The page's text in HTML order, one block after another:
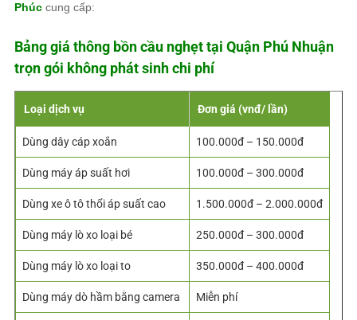
Phúc cung cấp:
Bảng giá thông bồn cầu nghẹt tại Quận Phú Nhuận
trọn gói không phát sinh chi phí
Loại dịch vụ Đơn giá (vnđ/ lần)
Dùng dây cáp xoắn 100.000đ – 150.000đ
Dùng máy áp suất hơi 100.000đ – 300.000đ
Dùng xe ô tô thổi áp suất cao 1.500.000đ – 2.000.000đ
Dùng máy lò xo loại bé 250.000đ – 300.000đ
Dùng máy lò xo loại to 350.000đ – 400.000đ
Dùng máy dò hầm bằng camera Miễn phí